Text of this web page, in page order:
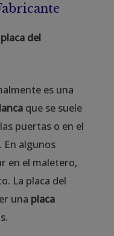
del
es una
que se suele
puertas o en el
algunos
en el maletero,
La placa del
una placa